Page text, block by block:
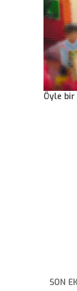
Öyle
SON